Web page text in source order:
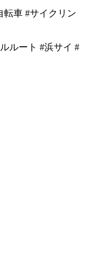
転車 #サイクリン
ルート #浜サイ #